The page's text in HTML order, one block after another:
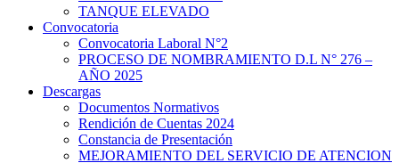
TANQUE ELEVADO
Convocatoria
Convocatoria Laboral N°2
PROCESO DE NOMBRAMIENTO D.L N° 276 –
AÑO 2025
Descargas
Documentos Normativos
Rendición de Cuentas 2024
Constancia de Presentación
MEJORAMIENTO DEL SERVICIO DE ATENCION